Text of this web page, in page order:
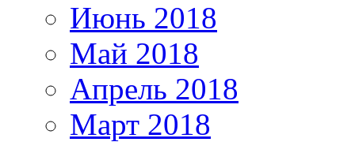
Июнь 2018
Май 2018
Апрель 2018
Март 2018